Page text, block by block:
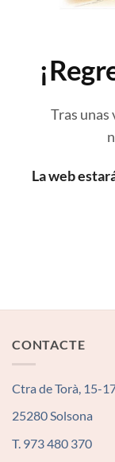
Tras unas
La web
CONTACTE
Ctra de Torà, 15-
25280 Solsona
T. 973 480 370